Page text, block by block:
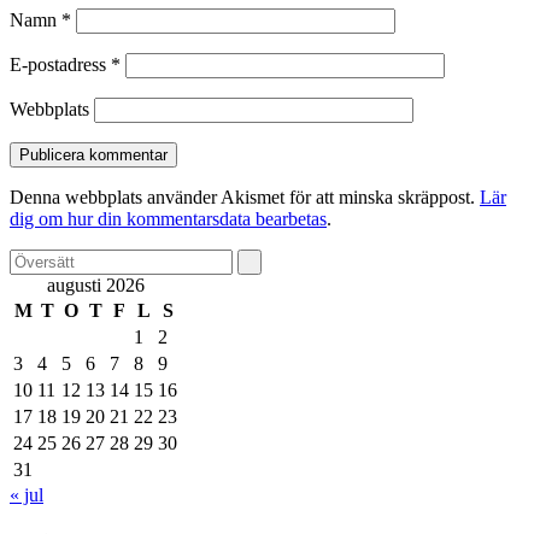
Namn *
E-postadress *
Webbplats
Denna webbplats använder Akismet för att minska skräppost. Lär
dig om hur din kommentarsdata bearbetas.
augusti 2026
M T O T F L
S
1
2
3
4 5 6 7 8
9
10 11 12 13 14 15 16
17 18 19 20 21 22 23
24 25 26 27 28 29 30
31
« jul